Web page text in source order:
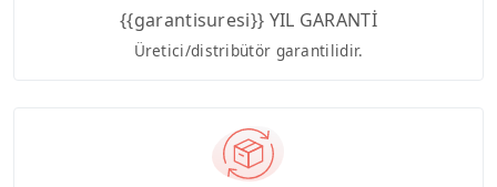
{{garantisuresi}} YIL GARANTİ
Üretici/distribütör garantilidir.